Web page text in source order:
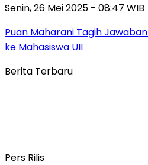
Senin, 26 Mei 2025 - 08:47 WIB
Puan Maharani Tagih
ke Mahasiswa UII
Berita Terbaru
Pers Rilis